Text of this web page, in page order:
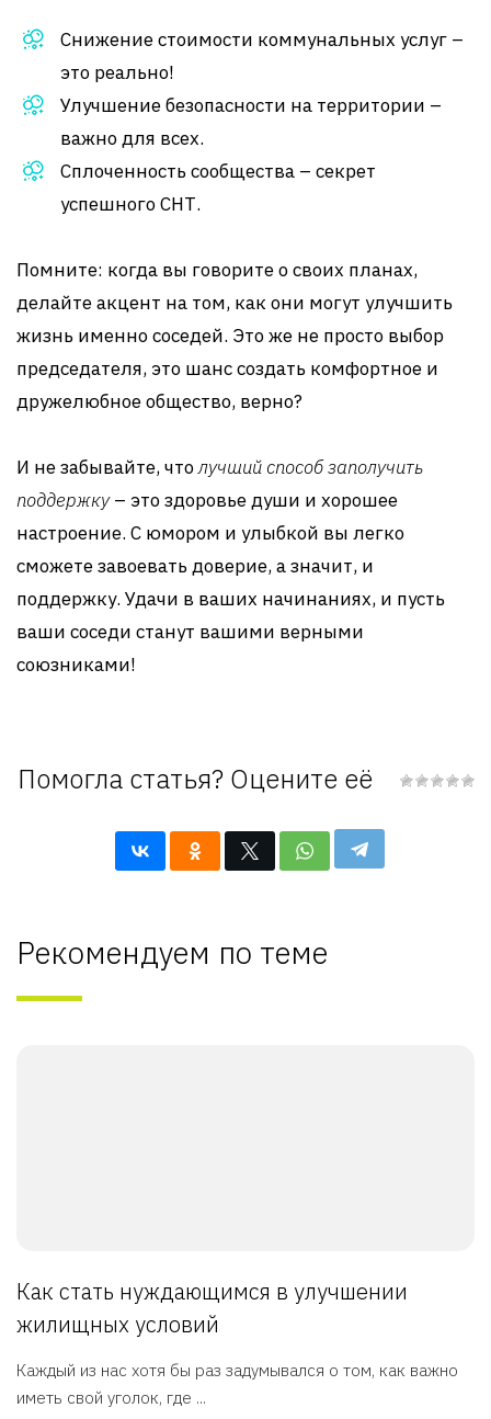
Снижение стоимости коммунальных услуг –
это реально!
Улучшение безопасности на территории –
важно для всех.
Сплоченность сообщества – секрет
успешного СНТ.
Помните: когда вы говорите о своих планах,
делайте акцент на том, как они могут улучшить
жизнь именно соседей. Это же не просто выбор
председателя, это шанс создать комфортное и
дружелюбное общество, верно?
И не забывайте, чтолучший способ заполучить
поддержку– это здоровье души и хорошее
настроение. С юмором и улыбкой вы легко
сможете завоевать доверие, а значит, и
поддержку. Удачи в ваших начинаниях, и пусть
ваши соседи станут вашими верными
союзниками!
Помогла статья? Оцените её
Рекомендуем по теме
Как стать нуждающимся в улучшении
жилищных условий
Каждый из нас хотя бы раз задумывался о том, как важно
иметь свой уголок, где ...